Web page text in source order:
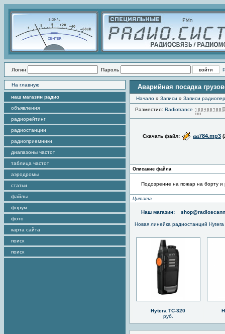
Логин Пароль
На главную
наш магазин радио
объявления
радиорейтинг
радиостанции
радиоприемники
диапазоны частот
таблица частот
аэродромы
статьи
файлы
форум
фото
карта сайта
поиск
поиск
Аварийная посадка
Начало » Записи » Записи
Разместил: Radiotrance
Скачать файл: aa784.mp3
Описание файла
Подозрение на пожар на борту и
Цитата
Наш магазин:
Новая линейка радиостанций
Hytera TC-320
руб.